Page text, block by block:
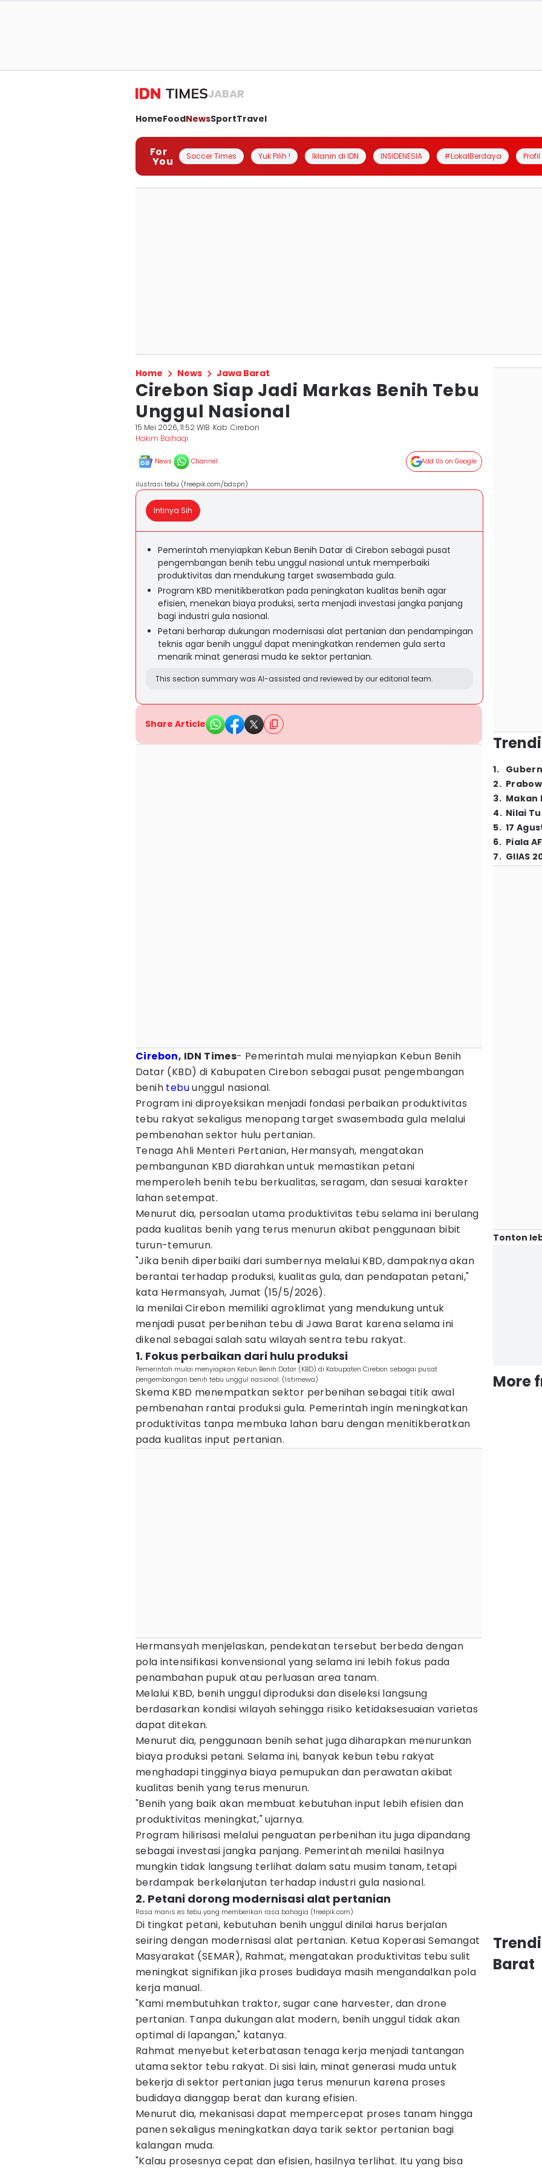
JABAR
HomeFoodNewsSportTravel
For
You Soccer Times Yuk Pilih ! Iklanin di IDN INSIDENESIA #LokalBerdaya
Home News Jawa Barat
Cirebon Siap Jadi Markas Benih Tebu
Unggul Nasional
15 Mei 2026, 11:52 WIB Kab. Cirebon
Hakim Baihaqi
News Channel Add Us on Google
ilustrasi tebu (freepik.com/bdspn)
Intinya Sih
Pemerintah menyiapkan Kebun Benih Datar di Cirebon sebagai pusat
pengembangan benih tebu unggul nasional untuk memperbaiki
produktivitas dan mendukung target swasembada gula.
Program KBD menitikberatkan pada peningkatan kualitas benih agar
efisien, menekan biaya produksi, serta menjadi investasi jangka panjang
bagi industri gula nasional.
Petani berharap dukungan modernisasi alat pertanian dan pendampingan
teknis agar benih unggul dapat meningkatkan rendemen gula serta
menarik minat generasi muda ke sektor pertanian.
This section summary was AI-assisted and reviewed by our editorial team.
Share Article
Cirebon, IDN Times- Pemerintah mulai menyiapkan Kebun Benih
Datar (KBD) di Kabupaten Cirebon sebagai pusat pengembangan
benih tebuunggul nasional.
Program ini diproyeksikan menjadi fondasi perbaikan produktivitas
tebu rakyat sekaligus menopang target swasembada gula melalui
pembenahan sektor hulu pertanian.
Tenaga Ahli Menteri Pertanian, Hermansyah, mengatakan
pembangunan KBD diarahkan untuk memastikan petani
memperoleh benih tebu berkualitas, seragam, dan sesuai karakter
lahan setempat.
Menurut dia, persoalan utama produktivitas tebu selama ini berulang
pada kualitas benih yang terus menurun akibat penggunaan bibit
turun-temurun.
"Jika benih diperbaiki dari sumbernya melalui KBD, dampaknya akan
berantai terhadap produksi, kualitas gula, dan pendapatan petani,"
kata Hermansyah, Jumat (15/5/2026).
Ia menilai Cirebon memiliki agroklimat yang mendukung untuk
menjadi pusat perbenihan tebu di Jawa Barat karena selama ini
dikenal sebagai salah satu wilayah sentra tebu rakyat.
1. Fokus perbaikan dari hulu produksi
Pemerintah mulai menyiapkan Kebun Benih Datar (KBD) di Kabupaten Cirebon sebagai pusat
pengembangan benih tebu unggul nasional. (Istimewa)
Skema KBD menempatkan sektor perbenihan sebagai titik awal
pembenahan rantai produksi gula. Pemerintah ingin meningkatkan
produktivitas tanpa membuka lahan baru dengan menitikberatkan
pada kualitas input pertanian.
Hermansyah menjelaskan, pendekatan tersebut berbeda dengan
pola intensifikasi konvensional yang selama ini lebih fokus pada
penambahan pupuk atau perluasan area tanam.
Melalui KBD, benih unggul diproduksi dan diseleksi langsung
berdasarkan kondisi wilayah sehingga risiko ketidaksesuaian varietas
dapat ditekan.
Menurut dia, penggunaan benih sehat juga diharapkan menurunkan
biaya produksi petani. Selama ini, banyak kebun tebu rakyat
menghadapi tingginya biaya pemupukan dan perawatan akibat
kualitas benih yang terus menurun.
"Benih yang baik akan membuat kebutuhan input lebih efisien dan
produktivitas meningkat," ujarnya.
Program hilirisasi melalui penguatan perbenihan itu juga dipandang
sebagai investasi jangka panjang. Pemerintah menilai hasilnya
mungkin tidak langsung terlihat dalam satu musim tanam, tetapi
berdampak berkelanjutan terhadap industri gula nasional.
2. Petani dorong modernisasi alat pertanian
Rasa manis es tebu yang memberikan rasa bahagia (freepik.com)
Di tingkat petani, kebutuhan benih unggul dinilai harus berjalan
seiring dengan modernisasi alat pertanian. Ketua Koperasi Semangat
Masyarakat (SEMAR), Rahmat, mengatakan produktivitas tebu sulit
meningkat signifikan jika proses budidaya masih mengandalkan pola
kerja manual.
"Kami membutuhkan traktor, sugar cane harvester, dan drone
pertanian. Tanpa dukungan alat modern, benih unggul tidak akan
optimal di lapangan," katanya.
Rahmat menyebut keterbatasan tenaga kerja menjadi tantangan
utama sektor tebu rakyat. Di sisi lain, minat generasi muda untuk
bekerja di sektor pertanian juga terus menurun karena proses
budidaya dianggap berat dan kurang efisien.
Menurut dia, mekanisasi dapat mempercepat proses tanam hingga
panen sekaligus meningkatkan daya tarik sektor pertanian bagi
kalangan muda.
"Kalau prosesnya cepat dan efisien, hasilnya terlihat. Itu yang bisa
1.
2.
3. Makan
4. Nilai
5. 17
6. Piala
7. GIIAS
Tonton
More
Barat